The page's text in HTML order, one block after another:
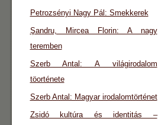
Petrozsényi Nagy Pál: Smekkerek
Şandru, Mircea Florin: A nagy
teremben
Szerb Antal: A világirodalom
töorténete
Szerb Antal: Magyar irodalomtörténet
Zsidó kultúra és identitás –